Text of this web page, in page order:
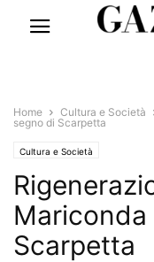
Home Cultura e Società
segno di Scarpetta
Cultura e Società
Scarpetta